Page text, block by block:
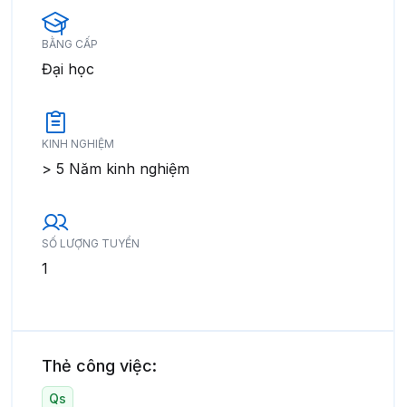
BẰNG CẤP
Đại học
KINH NGHIỆM
> 5 Năm kinh nghiệm
SỐ LƯỢNG TUYỂN
1
Thẻ công việc:
Qs